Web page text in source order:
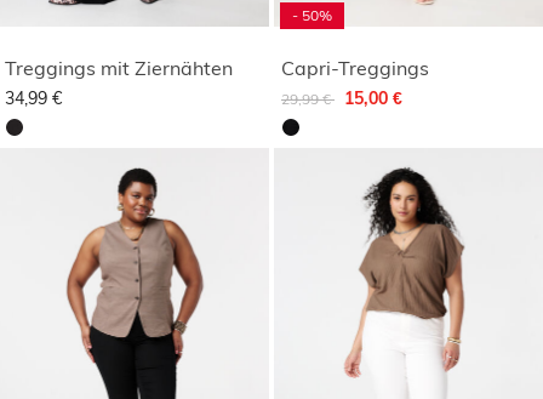
Treggings mit Ziernähten
34,99 €
- 50%
Capri-Treggings
Reduziert von
29,99 € auf15,00 €